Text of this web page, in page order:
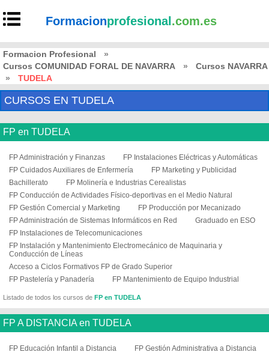
Formacionprofesional .com.es
Formacion Profesional
»
Cursos COMUNIDAD FORAL DE NAVARRA
»
Cursos NAVARRA
»
TUDELA
CURSOS EN TUDELA
FP en TUDELA
FP Administración y Finanzas
FP Instalaciones Eléctricas y Automáticas
FP Cuidados Auxiliares de Enfermería
FP Marketing y Publicidad
Bachillerato
FP Molinería e Industrias Cerealistas
FP Conducción de Actividades Físico-deportivas en el Medio Natural
FP Gestión Comercial y Marketing
FP Producción por Mecanizado
FP Administración de Sistemas Informáticos en Red
Graduado en ESO
FP Instalaciones de Telecomunicaciones
FP Instalación y Mantenimiento Electromecánico de Maquinaria y
Conducción de Líneas
Acceso a Ciclos Formativos FP de Grado Superior
FP Pastelería y Panadería
FP Mantenimiento de Equipo Industrial
Listado de todos los cursos de FP en TUDELA
FP A DISTANCIA en TUDELA
FP Educación Infantil a Distancia
FP Gestión Administrativa a Distancia